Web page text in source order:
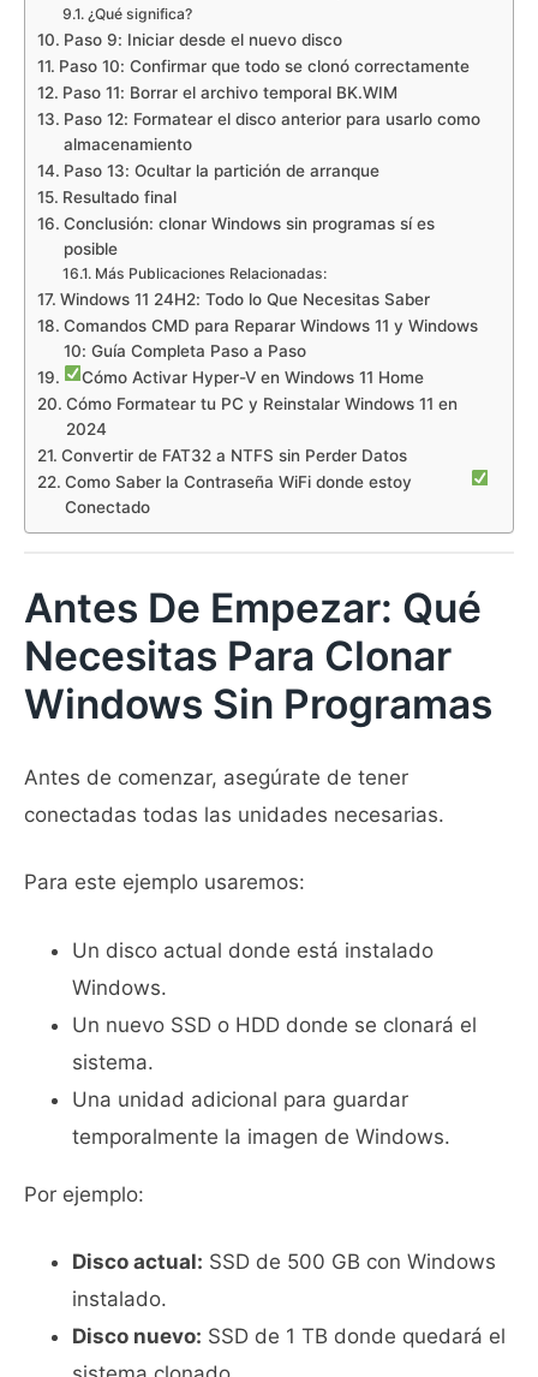
¿Qué significa?
Paso 9: Iniciar desde el nuevo disco
Paso 10: Confirmar que todo se clonó correctamente
Paso 11: Borrar el archivo temporal BK.WIM
Paso 12: Formatear el disco anterior para usarlo como
almacenamiento
Paso 13: Ocultar la partición de arranque
Resultado final
Conclusión: clonar Windows sin programas sí es
posible
Más Publicaciones Relacionadas:
Windows 11 24H2: Todo lo Que Necesitas Saber
Comandos CMD para Reparar Windows 11 y Windows
10: Guía Completa Paso a Paso
Cómo Activar Hyper-V en Windows 11 Home
Cómo Formatear tu PC y Reinstalar Windows 11 en
2024
Convertir de FAT32 a NTFS sin Perder Datos
Como Saber la Contraseña WiFi donde estoy
Conectado
Antes De Empezar: Qué
Necesitas Para Clonar
Windows Sin Programas
Antes de comenzar, asegúrate de tener
conectadas todas las unidades necesarias.
Para este ejemplo usaremos:
Un disco actual donde está instalado
Windows.
Un nuevo SSD o HDD donde se clonará el
sistema.
Una unidad adicional para guardar
temporalmente la imagen de Windows.
Por ejemplo:
Disco actual: SSD de 500 GB con Windows
instalado.
Disco nuevo: SSD de 1 TB donde quedará el